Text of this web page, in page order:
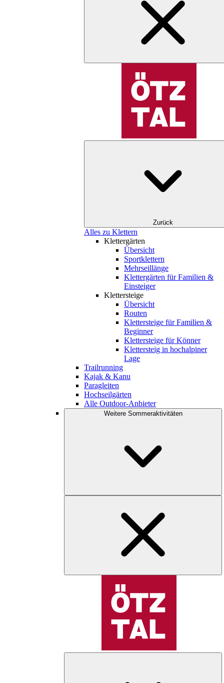
Zurück
Alles zu Klettern
Klettergärten
Übersicht
Sportklettern
Mehrseillänge
Klettergärten für Familien &
Einsteiger
Klettersteige
Übersicht
Routen
Klettersteige für Familien &
Beginner
Klettersteige für Könner
Klettersteig in hochalpiner
Lage
Trailrunning
Kajak & Kanu
Paragleiten
Hochseilgärten
Alle Outdoor-Anbieter
Weitere Sommeraktivitäten